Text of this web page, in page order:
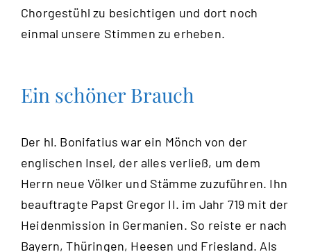
Chorgestühl zu besichtigen und dort noch
einmal unsere Stimmen zu erheben.
Ein schöner Brauch
Der hl. Bonifatius war ein Mönch von der
englischen Insel, der alles verließ, um dem
Herrn neue Völker und Stämme zuzuführen. Ihn
beauftragte Papst Gregor II. im Jahr 719 mit der
Heidenmission in Germanien. So reiste er nach
Bayern, Thüringen, Heesen und Friesland. Als